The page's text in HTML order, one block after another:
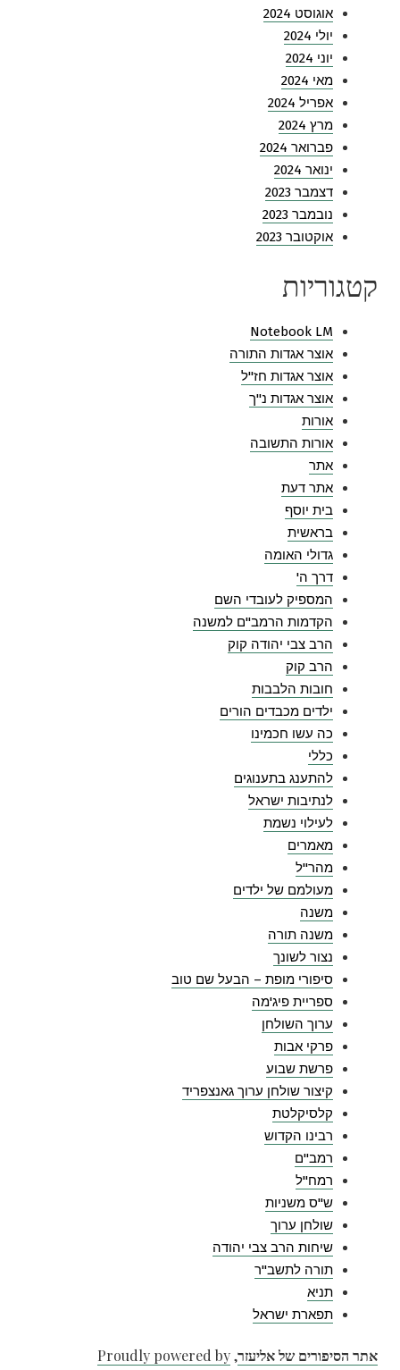
אוגוסט 2024
יולי 2024
יוני 2024
מאי 2024
אפריל 2024
מרץ 2024
פברואר 2024
ינואר 2024
דצמבר 2023
נובמבר 2023
אוקטובר 2023
קטגוריות
Notebook LM
אוצר אגדות התורה
אוצר אגדות חז"ל
אוצר אגדות נ"ך
אורות
אורות התשובה
אתר
אתר דעת
בית יוסף
בראשית
גדולי האומה
דרך ה'
המספיק לעובדי השם
הקדמות הרמב"ם למשנה
הרב צבי יהודה קוק
הרב קוק
חובות הלבבות
ילדים מכבדים הורים
כה עשו חכמינו
כללי
להתענג בתענוגים
לנתיבות ישראל
לעילוי נשמת
מאמרים
מהר"ל
מעולמם של ילדים
משנה
משנה תורה
נצור לשונך
סיפורי מופת – הבעל שם טוב
ספריית פיג'מה
ערוך השולחן
פרקי אבות
פרשת שבוע
קיצור שולחן ערוך גאנצפריד
קלסיקלטת
רבינו הקדוש
רמב"ם
רמח"ל
ש"ס משניות
שולחן ערוך
שיחות הרב צבי יהודה
תורה לתשב"ר
תניא
תפארת ישראל
אתר הסיפורים של אליעזר,
Proudly powered by